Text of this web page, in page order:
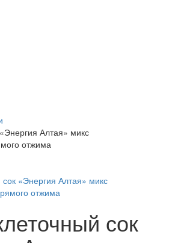
Алтая» микс
отжима
сок